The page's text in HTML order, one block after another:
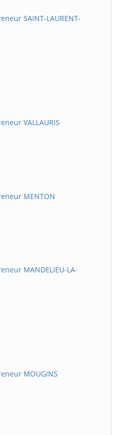
SAINT-LAURENT-
VALLAURIS
MENTON
MANDELIEU-LA-
MOUGINS